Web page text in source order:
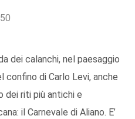
dei calanchi, nel paesaggio
confino di Carlo Levi, anche
dei riti più antichi e
il Carnevale di Aliano. E’